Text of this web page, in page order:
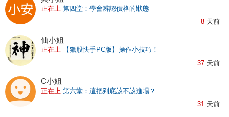
正在上 第四堂：學會辨認價格的狀態
8 天前
仙小姐
正在上
【獵股快手PC版】操作小技巧！
37 天前
C小姐
正在上 第六堂：這把到底該不該進場？
31 天前